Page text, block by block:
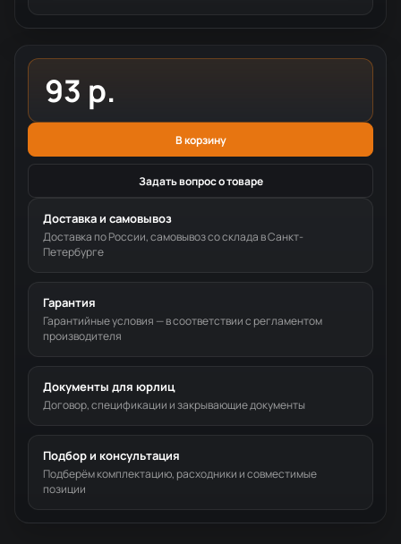
93 р.
В корзину
Задать вопрос о товаре
Доставка и самовывоз
Доставка по России, самовывоз со склада в Санкт-
Петербурге
Гарантия
Гарантийные условия — в соответствии с регламентом
производителя
Документы для юрлиц
Договор, спецификации и закрывающие документы
Подбор и консультация
Подберём комплектацию, расходники и совместимые
позиции